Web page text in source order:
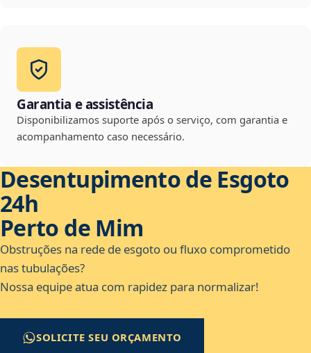
Garantia e assistência
Disponibilizamos suporte após o serviço, com garantia e
acompanhamento caso necessário.
Desentupimento de Esgoto
24h
Perto de Mim
Obstruções na rede de esgoto ou fluxo comprometido
nas tubulações?
Nossa equipe atua com rapidez para normalizar!
SOLICITE SEU ORÇAMENTO